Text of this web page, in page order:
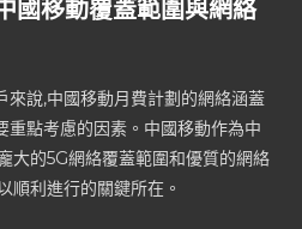
國移動覆蓋範圍與網絡
來說,中國移動月費計劃的網絡涵蓋
重點考慮的因素。中國移動作為中
大的5G網絡覆蓋範圍和優質的網絡
順利進行的關鍵所在。